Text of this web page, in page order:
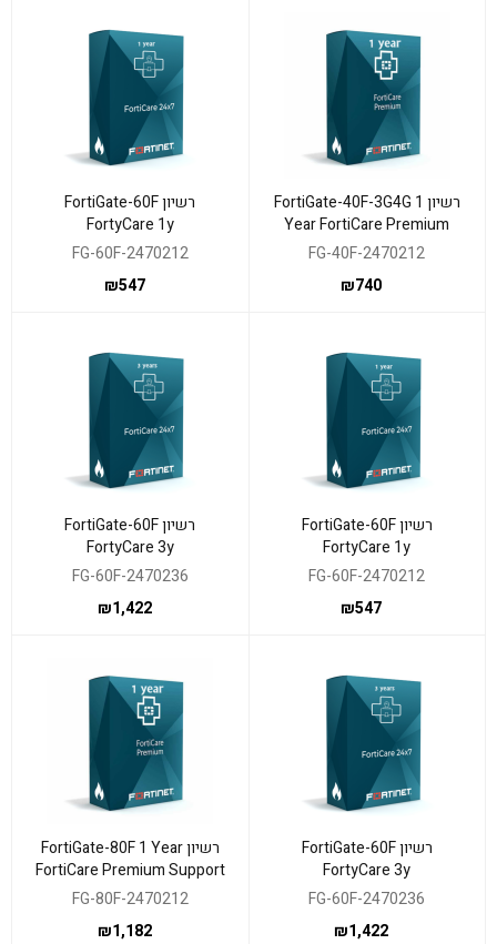
רשיון FortiGate-40F-3G4G 1
Year FortiCare Premium
Support
FG-40F-2470212
₪740
רשיון FortiGate-60F
FortyCare 1y
FG-60F-2470212
₪547
רשיון FortiGate-60F
FortyCare 1y
FG-60F-2470212
₪547
רשיון FortiGate-60F
FortyCare 3y
FG-60F-2470236
₪1,422
רשיון FortiGate-60F
FortyCare 3y
FG-60F-2470236
₪1,422
רשיון FortiGate-80F 1 Year
FortiCare Premium Support
FG-80F-2470212
₪1,182